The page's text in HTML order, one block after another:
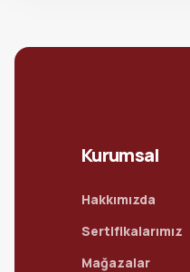
Kurumsal
Hakkımızda
Sertifikalarımız
Mağazalar